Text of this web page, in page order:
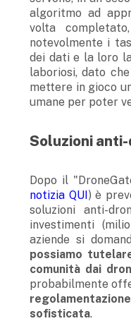
algoritmo ad
volta
notevolmente i
dei dati e la loro
laboriosi, dato
mettere in gioco
umane per poter
Soluzioni
Dopo il
notizia QUI) è
soluzioni anti-
investimenti
aziende si
possiamo
comunità dai
probabilmente
sofisticata.